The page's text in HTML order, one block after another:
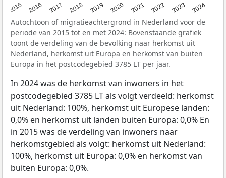
2015 2016 2017 2018 2019 2020 2021 2022 2023 2024
Autochtoon of migratieachtergrond in Nederland voor de
periode van 2015 tot en met 2024: Bovenstaande grafiek
toont de verdeling van de bevolking naar herkomst uit
Nederland, herkomst uit Europa en herkomst van buiten
Europa in het postcodegebied 3785 LT per jaar.
In 2024 was de herkomst van inwoners in het
postcodegebied 3785 LT als volgt verdeeld: herkomst
uit Nederland: 100%, herkomst uit Europese landen:
0,0% en herkomst uit landen buiten Europa: 0,0% En
in 2015 was de verdeling van inwoners naar
herkomstgebied als volgt: herkomst uit Nederland:
100%, herkomst uit Europa: 0,0% en herkomst van
buiten Europa: 0,0%.